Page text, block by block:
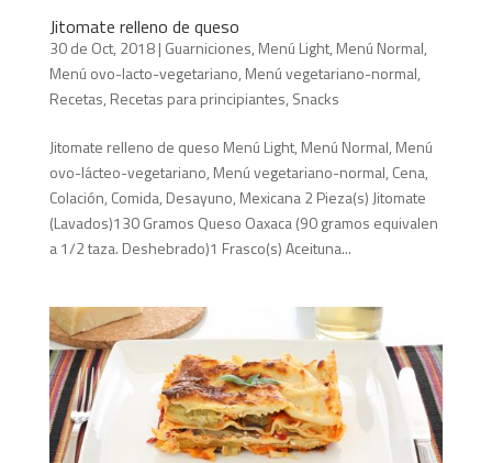
Jitomate relleno de queso
30 de Oct, 2018| Guarniciones, Menú Light, Menú Normal,
Menú ovo-lacto-vegetariano, Menú vegetariano-normal,
Recetas, Recetas para principiantes, Snacks
Jitomate relleno de queso Menú Light, Menú Normal, Menú
ovo-lácteo-vegetariano, Menú vegetariano-normal, Cena,
Colación, Comida, Desayuno, Mexicana 2 Pieza(s) Jitomate
(Lavados)130 Gramos Queso Oaxaca (90 gramos equivalen
a 1/2 taza. Deshebrado)1 Frasco(s) Aceituna...